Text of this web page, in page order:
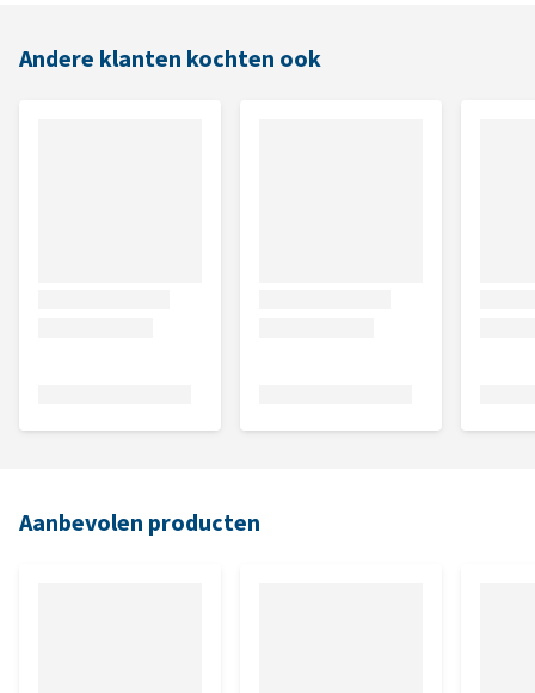
Andere klanten kochten ook
Aanbevolen producten